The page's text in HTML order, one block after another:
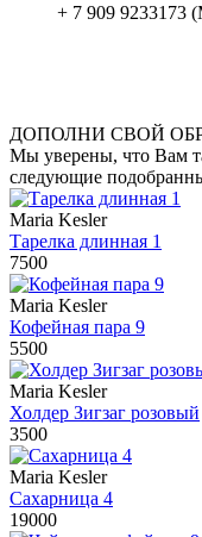
+ 7 909 9233173
ДОПОЛНИ СВОЙ
Мы уверены, что Вам
следующие
Maria Kesler
Тарелка длинная 1
7500
Maria Kesler
Кофейная пара 9
5500
Maria Kesler
Холдер Зигзаг розовый
3500
Maria Kesler
Сахарница 4
19000